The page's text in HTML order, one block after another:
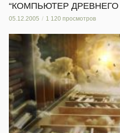
“КОМПЬЮТЕР ДРЕВНЕГО
05.12.2005 1 120 просмотров